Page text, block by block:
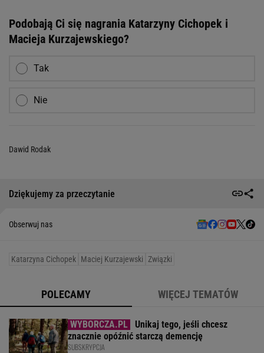
Podobają Ci się nagrania Katarzyny Cichopek i
Macieja Kurzajewskiego?
Tak
Nie
Dawid Rodak
Dziękujemy za przeczytanie
Obserwuj nas
Katarzyna Cichopek Maciej Kurzajewski Związki
POLECAMY WIĘCEJ TEMATÓW
Unikaj tego, jeśli chcesz
znacznie opóźnić starczą demencję
SUBSKRYPCJA